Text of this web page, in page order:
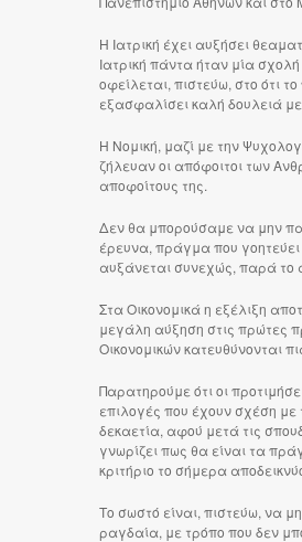
Η Ιατρική έχει αυξήσει
Ιατρική πάντα ήταν μία
οφείλεται, πιστεύω, στο ότι
εξασφαλίσει καλή δουλειά
Η Νομική, μαζί με την
ζήλευαν οι απόφοιτοι των
αποφοίτους της.
Δεν θα μπορούσαμε να μην
έρευνα, πράγμα που γοητεύει
αυξάνεται συνεχώς, παρά το
Στα Οικονομικά η εξέλιξη
μεγάλη αύξηση στις πρώτες
Οικονομικών κατευθύνονται
Παρατηρούμε ότι οι
επιλογές που έχουν σχέση
δεκαετία, αφού μετά τις
γνωρίζει πως θα είναι τα
κριτήριο το σήμερα
Το σωστό είναι, πιστεύω, να
ραγδαία, με τρόπο που δεν